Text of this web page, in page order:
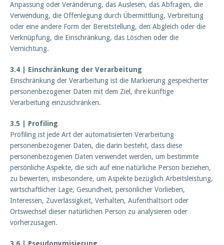
Anpassung oder Veränderung, das Auslesen, das Abfragen, die
Verwendung, die Offenlegung durch Übermittlung, Verbreitung
oder eine andere Form der Bereitstellung, den Abgleich oder die
Verknüpfung, die Einschränkung, das Löschen oder die
Vernichtung.
3.4 | Einschränkung der Verarbeitung
Einschränkung der Verarbeitung ist die Markierung gespeicherter
personenbezogener Daten mit dem Ziel, ihre künftige
Verarbeitung einzuschränken.
3.5 | Profiling
Profiling ist jede Art der automatisierten Verarbeitung
personenbezogener Daten, die darin besteht, dass diese
personenbezogenen Daten verwendet werden, um bestimmte
persönliche Aspekte, die sich auf eine natürliche Person beziehen,
zu bewerten, insbesondere, um Aspekte bezüglich Arbeitsleistung,
wirtschaftlicher Lage, Gesundheit, persönlicher Vorlieben,
Interessen, Zuverlässigkeit, Verhalten, Aufenthaltsort oder
Ortswechsel dieser natürlichen Person zu analysieren oder
vorherzusagen.